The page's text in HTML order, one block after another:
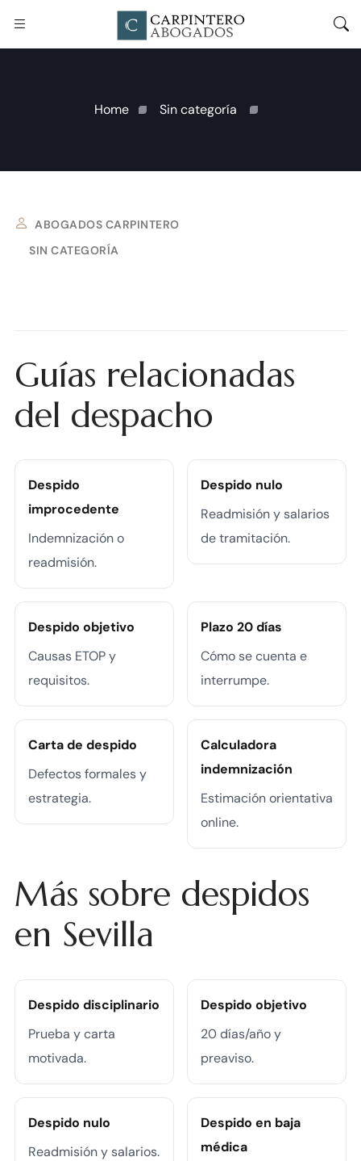
Home Sin categoría
ABOGADOS CARPINTERO
SIN CATEGORÍA
Guías relacionadas
del despacho
Despido
improcedente
Indemnización o
readmisión.
Despido nulo
Readmisión y salarios
de tramitación.
Despido objetivo
Causas ETOP y
requisitos.
Plazo 20 días
Cómo se cuenta e
interrumpe.
Carta de despido
Defectos formales y
estrategia.
Calculadora
indemnización
Estimación orientativa
online.
Más sobre despidos
en Sevilla
Despido disciplinario
Prueba y carta
motivada.
Despido objetivo
20 días/año y
preaviso.
Despido nulo
Readmisión y salarios.
Despido en baja
médica